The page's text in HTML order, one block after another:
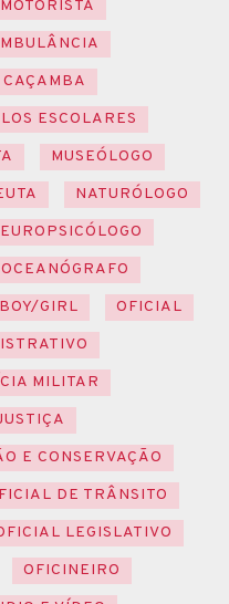
MOTORISTA
CAÇAMBA
ESCOLARES
MUSEÓLOGO
NATURÓLOGO
OCEANÓGRAFO
GIRL
OFICIAL
MILITAR
E CONSERVAÇÃO
DE TRÂNSITO
LEGISLATIVO
OFICINEIRO